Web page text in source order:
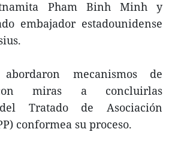
Pham Binh Minh y
embajador estadounidense
mecanismos de
miras a concluirlas
Tratado de Asociación
conformea su proceso.